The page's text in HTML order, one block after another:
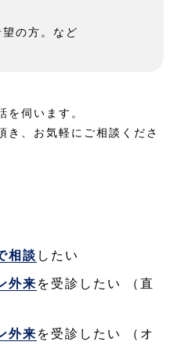
の方。など
を伺います。
き、お気軽にご相談くださ
相談 したい
外来 を受診したい
（直
外来 を受診したい
（オ